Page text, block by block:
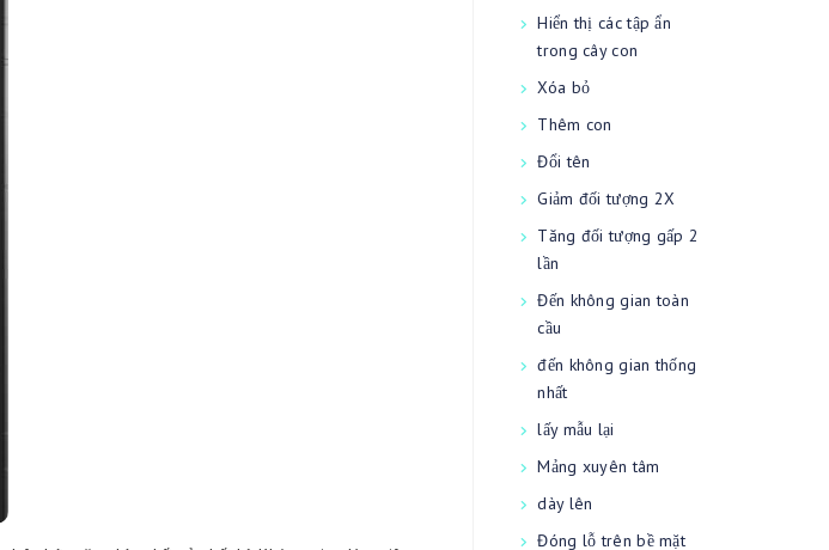
Hiển thị các tập ẩn
trong cây con
Xóa bỏ
Thêm con
Đổi tên
Giảm đối tượng 2X
Tăng đối tượng gấp 2
lần
Đến không gian toàn
cầu
đến không gian thống
nhất
lấy mẫu lại
Mảng xuyên tâm
dày lên
Đóng lỗ trên bề mặt